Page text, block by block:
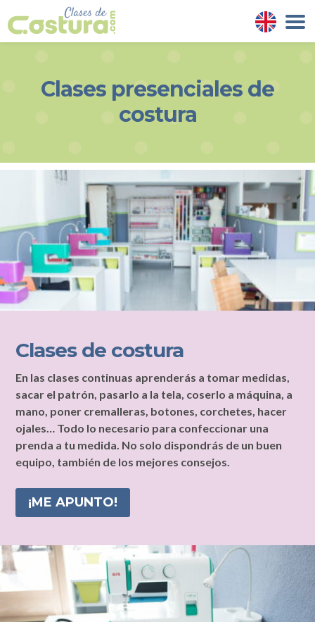
Clases presenciales de
costura
Clases de costura
En las clases continuas aprenderás a tomar medidas,
sacar el patrón, pasarlo a la tela, coserlo a máquina, a
mano, poner cremalleras, botones, corchetes, hacer
ojales… Todo lo necesario para confeccionar una
prenda a tu medida. No solo dispondrás de un buen
equipo, también de los mejores consejos.
¡ME APUNTO!